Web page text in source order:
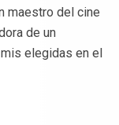
maestro del cine
de un
elegidas en el